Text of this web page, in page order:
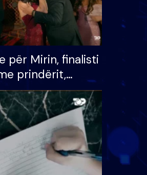
për Mirin, finalisti
prindërit,
bashkëshorten:
letër divorci